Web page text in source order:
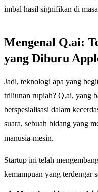
imbal hasil signifikan di
Mengenal Q.ai:
yang Diburu
Jadi, teknologi apa yang
triliunan rupiah? Q.ai, yang
berspesialisasi dalam
suara, sebuah bidang yang
manusia-mesin.
Startup ini telah
kemampuan yang terdengar